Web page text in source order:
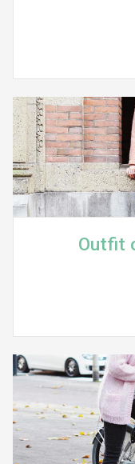
Outfit